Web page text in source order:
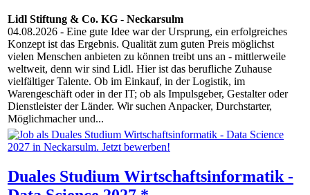
Lidl Stiftung & Co. KG - Neckarsulm
04.08.2026 - Eine gute Idee war der Ursprung, ein erfolgreiches
Konzept ist das Ergebnis. Qualität zum guten Preis möglichst
vielen Menschen anbieten zu können treibt uns an - mittlerweile
weltweit, denn wir sind Lidl. Hier ist das berufliche Zuhause
vielfältiger Talente. Ob im Einkauf, in der Logistik, im
Warengeschäft oder in der IT; ob als Impulsgeber, Gestalter oder
Dienstleister der Länder. Wir suchen Anpacker, Durchstarter,
Möglichmacher und...
Duales Studium Wirtschaftsinformatik -